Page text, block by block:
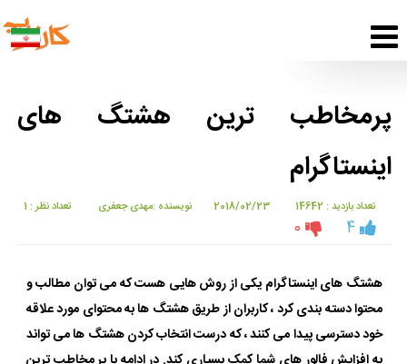
پرمخاطب ترین هشتگ های
اینستاگرام
تعداد بازدید : 14642 2018/02/23 نویسنده :مهدی جعفری تعداد نظر : 1
4
0
هشتگ های اینستاگرام یکی از روش هایی هست که می توان مطالب و
محتوا دسته بندی کرد ، کاربران از طریق هشتگ ها به محتوای مورد علاقه
خود دسترسی پیدا می کنند ، که درست انتخاب کردن هشتگ ها می تواند